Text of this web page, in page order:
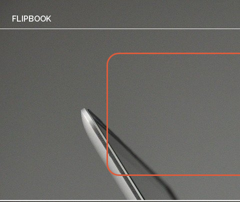
FLIPBOOK